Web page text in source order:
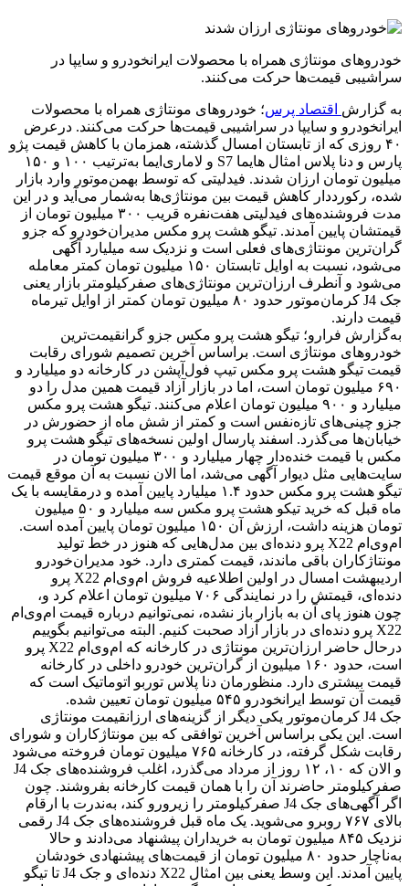
خودرو‌های مونتاژی همراه با محصولات ایرانخودرو و سایپا در
سراشیبی قیمت‌ها حرکت می‌کنند.
به گزارش اقتصاد پرس؛ خودرو‌های مونتاژی همراه با محصولات
ایرانخودرو و سایپا در سراشیبی قیمت‌ها حرکت می‌کنند. درعرض
۴۰ روزی که از تابستان امسال گذشته، همزمان با کاهش قیمت پژو
پارس و دنا پلاس امثال هایما S7 و لاماری‌ایما به‌ترتیب ۱۰۰ و ۱۵۰
میلیون تومان ارزان شدند. فیدلیتی که توسط بهمن‌موتور وارد بازار
شده، رکورددار کاهش قیمت بین مونتاژی‌ها به‌شمار می‌آید و در این
مدت فروشنده‌های فیدلیتی هفت‌نفره قریب ۳۰۰ میلیون تومان از
قیمتشان پایین آمدند. تیگو هشت پرو مکس مدیران‌خودرو که جزو
گران‌ترین مونتاژی‌های فعلی است و نزدیک سه میلیارد آگهی
می‌شود، نسبت به اوایل تابستان ۱۵۰ میلیون تومان کمتر معامله
می‌شود و آنطرف ارزان‌ترین مونتاژی‌های صفرکیلومتر بازار یعنی
جک J4 کرمان‌موتور حدود ۸۰ میلیون تومان کمتر از اوایل تیرماه
قیمت دارند.
به‌گزارش فرارو؛‌ تیگو هشت پرو مکس جزو گرانقیمت‌ترین
خودرو‌های مونتاژی است. براساس آخرین تصمیم شورای رقابت
قیمت تیگو هشت پرو مکس تیپ فول‌آپشن در کارخانه دو میلیارد و
۶۹۰ میلیون تومان است، اما در بازار آزاد قیمت همین مدل را دو
میلیارد و ۹۰۰ میلیون تومان اعلام می‌کنند. تیگو هشت پرو مکس
جزو چینی‌های تازه‌نفس است و کمتر از شش ماه از حضورش در
خیابان‌ها می‌گذرد. اسفند پارسال اولین نسخه‌های تیگو هشت پرو
مکس با قیمت خنده‌دار چهار میلیارد و ۳۰۰ میلیون تومان در
سایت‌هایی مثل دیوار آگهی می‌شد، اما الان نسبت به آن موقع قیمت
تیگو هشت پرو مکس حدود ۱.۴ میلیارد پایین آمده و درمقایسه با یک
ماه قبل که خرید تیکو هشت پرو مکس سه میلیارد و ۵۰ میلیون
تومان هزینه داشت، ارزش آن ۱۵۰ میلیون تومان پایین آمده است.
ام‌وی‌ام X22 پرو دنده‌ای بین مدل‌هایی که هنوز در خط تولید
مونتاژکاران باقی ماندند، قیمت کمتری دارد. خود مدیران‌خودرو
اردیبهشت امسال در اولین اطلاعیه فروش ام‌وی‌ام X22 پرو
دنده‌ای، قیمتش را در نمایندگی ۷۰۶ میلیون تومان اعلام کرد و،
چون هنوز پای آن به بازار باز نشده، نمی‌توانیم درباره قیمت ام‌وی‌ام
X22 پرو دنده‌ای در بازار آزاد صحبت کنیم. البته می‌توانیم بگوییم
درحال حاضر ارزان‌ترین مونتاژی در کارخانه که ام‌وی‌ام X22 پرو
است، حدود ۱۶۰ میلیون از گران‌ترین خودرو داخلی در کارخانه
قیمت بیشتری دارد. منظورمان دنا پلاس توربو اتوماتیک است که
قیمت آن توسط ایرانخودرو ۵۴۵ میلیون تومان تعیین شده.
جک J4 کرمان‌موتور یکی دیگر از گزینه‌های ارزانقیمت مونتاژی
است. این یکی براساس آخرین توافقی که بین مونتاژکاران و شورای
رقابت شکل گرفته، در کارخانه ۷۶۵ میلیون تومان فروخته می‌شود
و الان که ۱۰، ۱۲ روز از مرداد می‌گذرد، اغلب فروشنده‌های جک J4
صفرکیلومتر حاضرند آن را با همان قیمت کارخانه بفروشند. چون
اگر آگهی‌های جک J4 صفرکیلومتر را زیرورو کند، به‌ندرت با ارقام
بالای ۷۶۷ روبرو می‌شوید. یک ماه قبل فروشنده‌های جک J4 رقمی
نزدیک ۸۴۵ میلیون تومان به خریداران پیشنهاد می‌دادند و حالا
به‌ناچار حدود ۸۰ میلیون تومان از قیمت‌های پیشنهادی خودشان
پایین آمدند. این وسط یعنی بین امثال X22 دنده‌ای و جک J4 تا تیگو